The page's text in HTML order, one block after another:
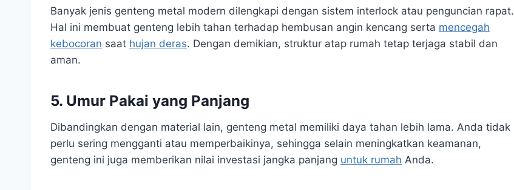
Banyak jenis genteng metal modern dilengkapi dengan sistem interlock atau penguncian rapat.
Hal ini membuat genteng lebih tahan terhadap hembusan angin kencang serta mencegah
kebocoran saat hujan deras. Dengan demikian, struktur atap rumah tetap terjaga stabil dan
aman.
5. Umur Pakai yang Panjang
Dibandingkan dengan material lain, genteng metal memiliki daya tahan lebih lama. Anda tidak
perlu sering mengganti atau memperbaikinya, sehingga selain meningkatkan keamanan,
genteng ini juga memberikan nilai investasi jangka panjang untuk rumah Anda.